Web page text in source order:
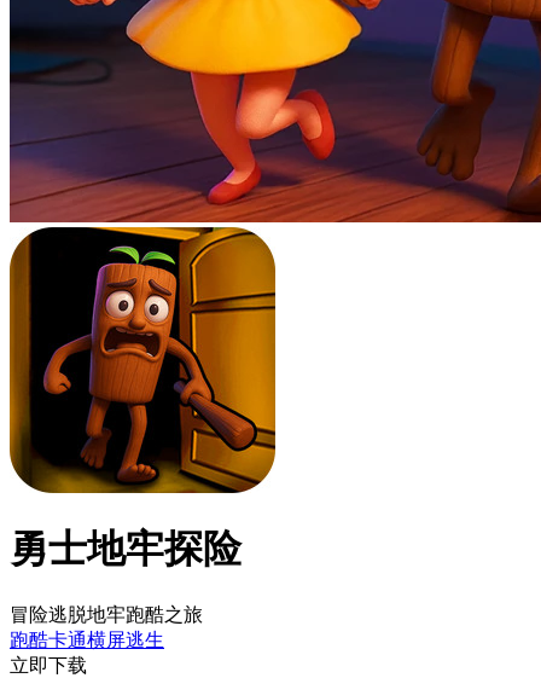
勇士地牢探险
冒险逃脱地牢跑酷之旅
跑酷卡通横屏逃生
立即下载